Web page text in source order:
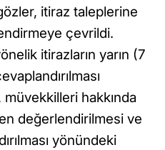
itiraz taleplerine
çevrildi.
itirazların yarın (7
hakkında
değerlendirilmesi ve
yönündeki